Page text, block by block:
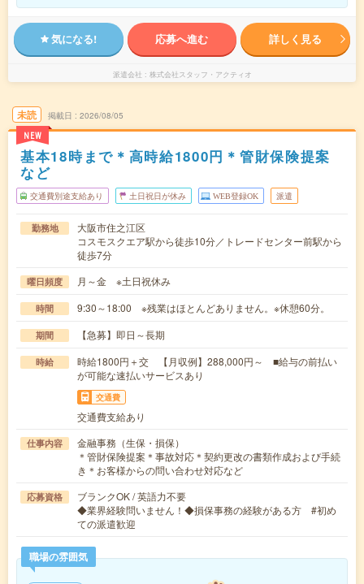
気になる! 応募へ進む 詳しく見る
派遣会社 株式会社スタッフ・アクティオ
未読
NEW
掲載日 2026/08/05
基本18時まで＊高時給1800円＊管財保険提案
など
交通費別途支給あり 土日祝日が休み WEB登録OK 派遣
勤務地
大阪市住之江区
コスモスクエア駅から徒歩10分／トレードセンター前駅から
徒歩7分
曜日頻度 月～金 ※土日祝休み
時間 9:30～18:00 ※残業はほとんどありません。※休憩60分。
期間 【急募】即日～長期
時給
時給1800円＋交 【月収例】288,000円～ ■給与の前払い
が可能な速払いサービスあり
交通費
交通費支給あり
仕事内容
金融事務（生保・損保）
＊管財保険提案＊事故対応＊契約更改の書類作成および手続
き＊お客様からの問い合わせ対応など
応募資格
ブランクOK / 英語力不要
◆業界経験問いません！◆損保事務の経験がある方 #初め
ての派遣歓迎
職場の雰囲気